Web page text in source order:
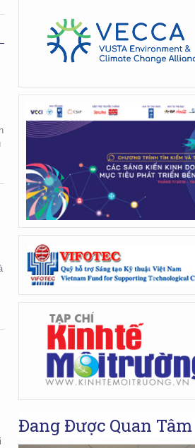
Đang Được Quan Tâm